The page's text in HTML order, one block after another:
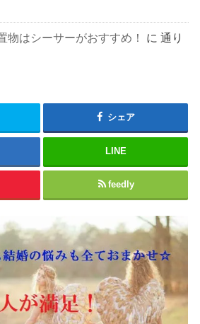
物はシーサーがおすすめ！ に通り
シェア
LINE
feedly